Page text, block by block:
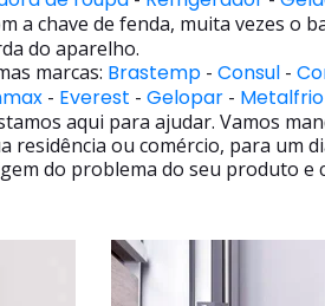
a chave de fenda, muita vezes o
do aparelho.
marcas: Brastemp- Consul-
- Everest - Gelopar- Metalfrio
aqui para ajudar. Vamos
residência ou comércio, para um
do problema do seu produto e